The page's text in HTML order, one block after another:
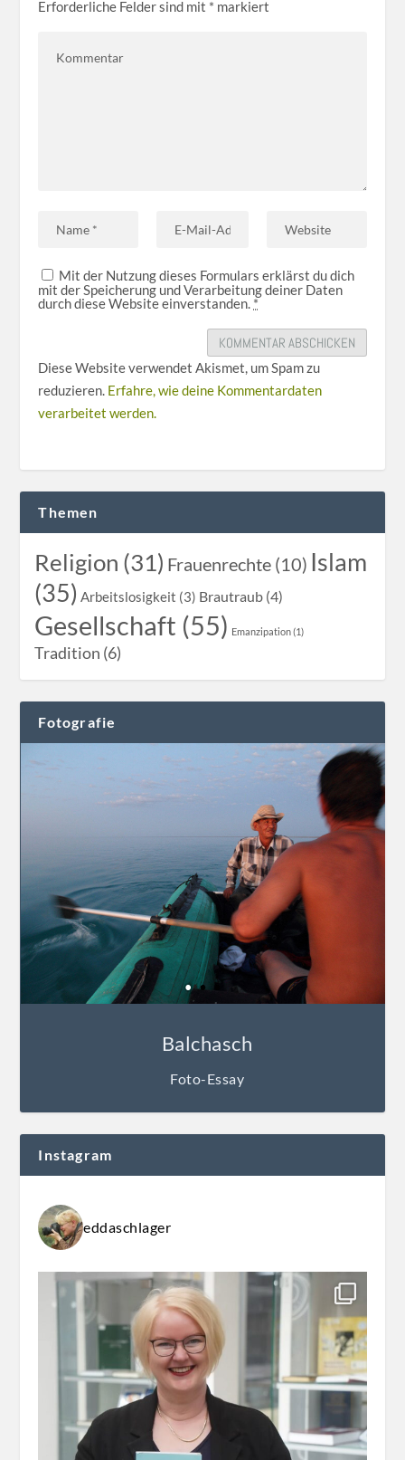
Erforderliche Felder sind mit * markiert
Mit der Nutzung dieses Formulars erklärst du dich
mit der Speicherung und Verarbeitung deiner Daten
durch diese Website einverstanden. *
Diese Website verwendet Akismet, um Spam zu
reduzieren. Erfahre, wie deine Kommentardaten
verarbeitet werden.
Themen
Religion (31) Frauenrechte (10) Islam
(35) Arbeitslosigkeit (3) Brautraub (4)
Gesellschaft (55) Emanzipation (1)
Tradition (6)
Fotografie
Balchasch
Foto-Essay
Instagram
eddaschlager